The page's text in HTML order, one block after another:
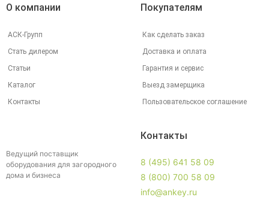
Ведущий поставщик
оборудования для загородного
дома и бизнеса
О компании
АСК-Групп
Стать дилером
Статьи
Каталог
Контакты
Покупателям
Как сделать заказ
Доставка и оплата
Гарантия и сервис
Выезд замерщика
Пользовательское соглашение
Контакты
8 (495) 641 58 09
8 (800) 700 58 09
info@ankey.ru